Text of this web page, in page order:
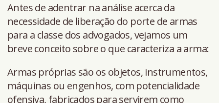
Antes de adentrar na análise acerca da
necessidade de liberação do porte de armas
para a classe dos advogados, vejamos um
breve conceito sobre o que caracteriza a arma:
Armas próprias são os objetos, instrumentos,
máquinas ou engenhos, com potencialidade
ofensiva, fabricados para servirem como